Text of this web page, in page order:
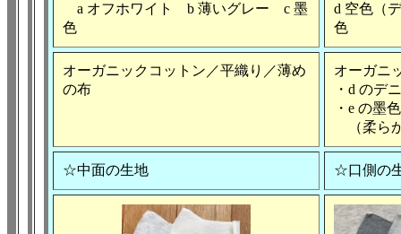
a オフホワイト b 薄いグレー c 墨
色
d 空色（
色
オーガニックコットン／平織り／薄め
の布
オーガニ
・d のデ
・e の墨
（柔ら
☆中面の生地 ☆口側の